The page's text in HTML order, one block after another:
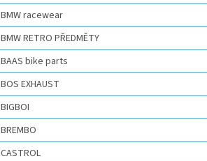
BMW racewear
BMW RETRO PŘEDMĚTY
BAAS bike parts
BOS EXHAUST
BIGBOI
BREMBO
CASTROL